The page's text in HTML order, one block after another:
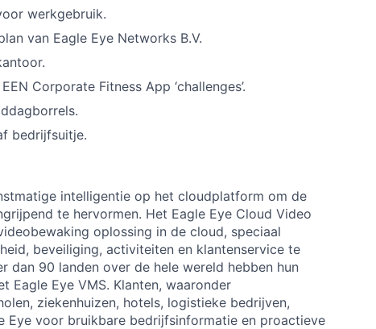
werkgebruik.
van Eagle Eye Networks B.V.
Corporate Fitness App ‘challenges’.
bedrijfsuitje.
intelligentie op het cloudplatform om de
te hervormen. Het Eagle Eye Cloud Video
oplossing in de cloud, speciaal
beveiliging, activiteiten en klantenservice te
dan 90 landen over de hele wereld hebben hun
Eagle Eye VMS. Klanten, waaronder
ziekenhuizen, hotels, logistieke bedrijven,
Eye voor bruikbare bedrijfsinformatie en proactieve